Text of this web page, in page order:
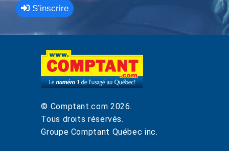
S’inscrire
© Comptant.com 2026.
Tous droits réservés.
Groupe Comptant Québec inc.